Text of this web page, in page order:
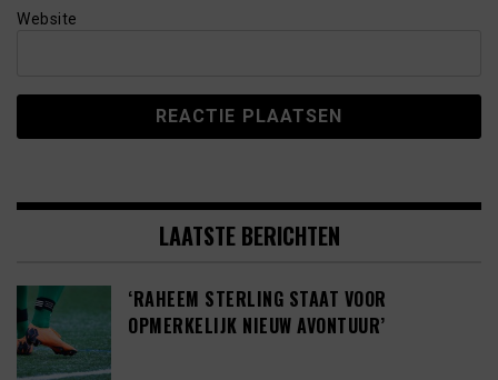
Website
LAATSTE BERICHTEN
‘RAHEEM STERLING STAAT VOOR
OPMERKELIJK NIEUW AVONTUUR’